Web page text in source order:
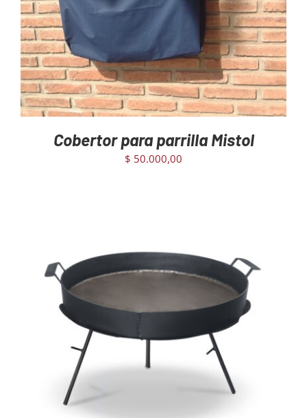
Cobertor para parrilla Mistol
$ 50.000,00
AGREGAR AL CARRITO DETAILS